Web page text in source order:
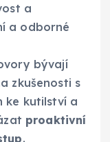
a
a odborné
bývají
zkušenosti s
ke kutilství a
proaktivní
.